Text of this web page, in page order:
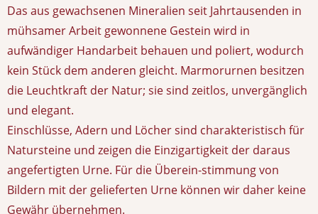
Das aus gewachsenen Mineralien seit Jahrtausenden in
mühsamer Arbeit gewonnene Gestein wird in
aufwändiger Handarbeit behauen und poliert, wodurch
kein Stück dem anderen gleicht. Marmorurnen besitzen
die Leuchtkraft der Natur; sie sind zeitlos, unvergänglich
und elegant.
Einschlüsse, Adern und Löcher sind charakteristisch für
Natursteine und zeigen die Einzigartigkeit der daraus
angefertigten Urne. Für die Überein-stimmung von
Bildern mit der gelieferten Urne können wir daher keine
Gewähr übernehmen.